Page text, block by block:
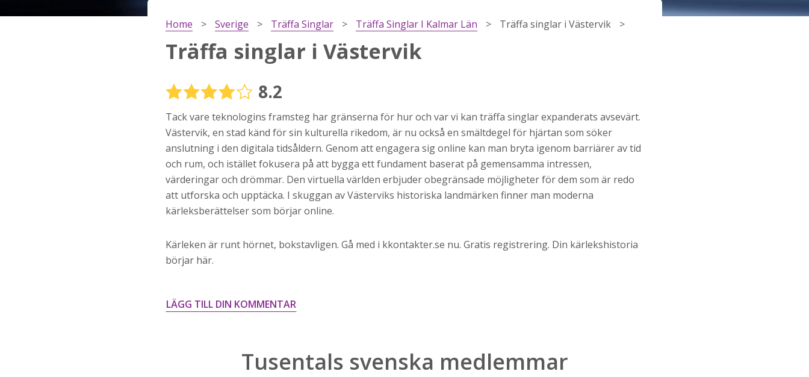
Steg3
Din mailadress?
Genom att registrera godkänner jagVillkorenoch
. Jag godkänner att ta emot
information och reklam via e-post från hemsidans
operatörer. Jag kan dra tillbaka godkännande när jag
STARTA NU!
Home Sverige Träffa Singlar Träffa Singlar I Kalmar Län Träffa singlar i Västervik
Träffa singlar i Västervik
8.2
Tack vare teknologins framsteg har gränserna för hur och var vi kan träffa singlar expanderats avsevärt.
Västervik, en stad känd för sin kulturella rikedom, är nu också en smältdegel för hjärtan som söker
anslutning i den digitala tidsåldern. Genom att engagera sig online kan man bryta igenom barriärer av tid
och rum, och istället fokusera på att bygga ett fundament baserat på gemensamma intressen,
värderingar och drömmar. Den virtuella världen erbjuder obegränsade möjligheter för dem som är redo
att utforska och upptäcka. I skuggan av Västerviks historiska landmärken finner man moderna
kärleksberättelser som börjar online.
Kärleken är runt hörnet, bokstavligen. Gå med i kkontakter.se nu. Gratis registrering. Din kärlekshistoria
börjar här.
LÄGG TILL DIN KOMMENTAR
Tusentals svenska medlemmar